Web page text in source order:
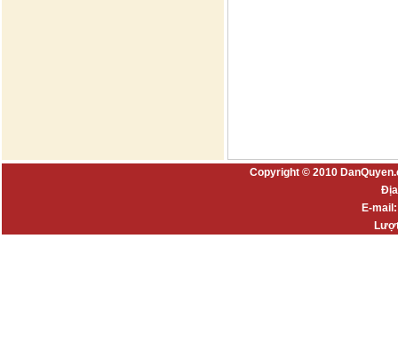
Copyright © 2010
E-